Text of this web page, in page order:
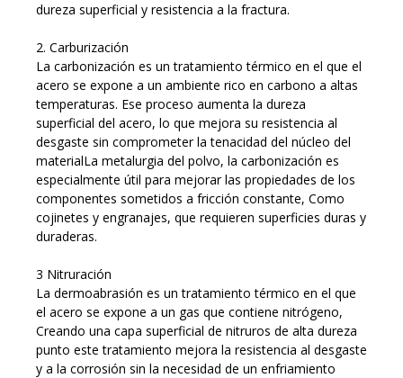
dureza superficial y resistencia a la fractura.
2. Carburización
La carbonización es un tratamiento térmico en el que el
acero se expone a un ambiente rico en carbono a altas
temperaturas. Ese proceso aumenta la dureza
superficial del acero, lo que mejora su resistencia al
desgaste sin comprometer la tenacidad del núcleo del
materialLa metalurgia del polvo, la carbonización es
especialmente útil para mejorar las propiedades de los
componentes sometidos a fricción constante, Como
cojinetes y engranajes, que requieren superficies duras y
duraderas.
3 Nitruración
La dermoabrasión es un tratamiento térmico en el que
el acero se expone a un gas que contiene nitrógeno,
Creando una capa superficial de nitruros de alta dureza
punto este tratamiento mejora la resistencia al desgaste
y a la corrosión sin la necesidad de un enfriamiento